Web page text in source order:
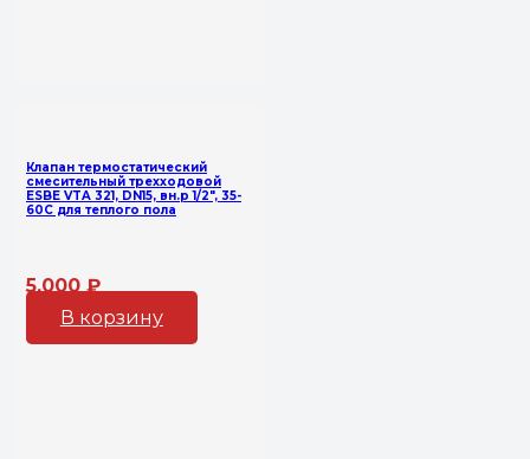
Клапан термостатический
смесительный трехходовой
ESBE VTA 321, DN15, вн.р 1/2″, 35-
60С для теплого пола
5,000₽
В корзину